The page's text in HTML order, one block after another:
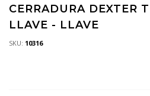
CERRADURA DEXTER
LLAVE - LLAVE
SKU: 10316